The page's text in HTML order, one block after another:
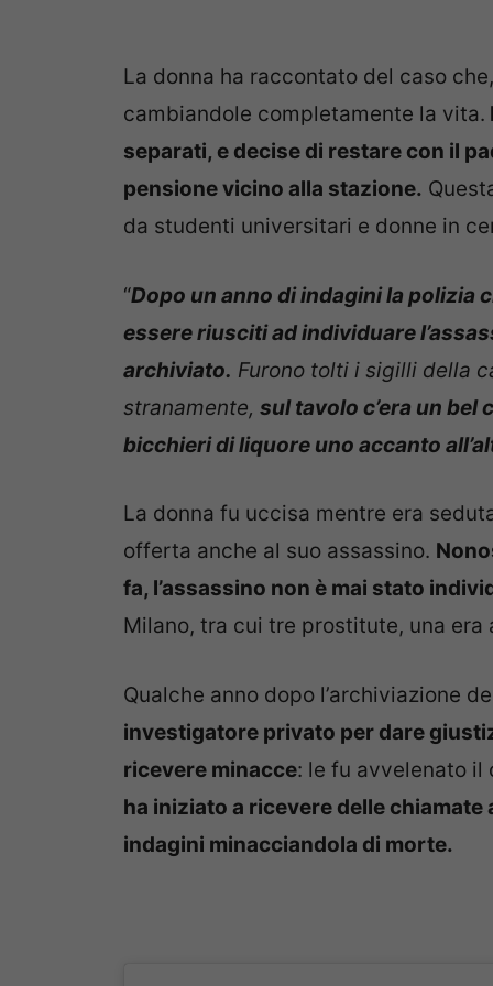
La donna ha raccontato del caso
cambiandole completamente la vita.
separati, e decise di restare con il
pensione vicino alla stazione.
da studenti universitari e donne in
“Dopo un anno di indagini la polizia
essere riusciti ad individuare
archiviato. Furono tolti i sigilli della
stranamente, sul tavolo c’era un
bicchieri di liquore uno accanto
La donna fu uccisa mentre era
offerta anche al suo assassino.
fa, l’assassino non è mai stato
Milano, tra cui tre prostitute, una
Qualche anno dopo l’archiviazione
investigatore privato per dare
ricevere minacce: le fu avvelenato il
ha iniziato a ricevere delle
indagini minacciandola di morte.